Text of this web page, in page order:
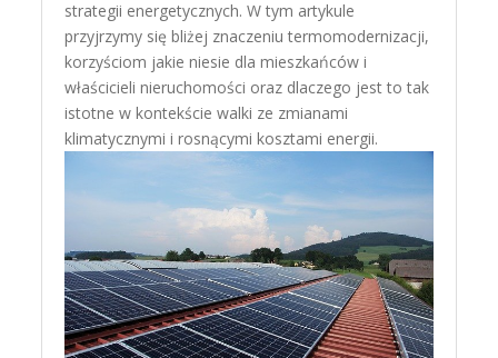
strategii energetycznych. W tym artykule
przyjrzymy się bliżej znaczeniu termomodernizacji,
korzyściom jakie niesie dla mieszkańców i
właścicieli nieruchomości oraz dlaczego jest to tak
istotne w kontekście walki ze zmianami
klimatycznymi i rosnącymi kosztami energii.